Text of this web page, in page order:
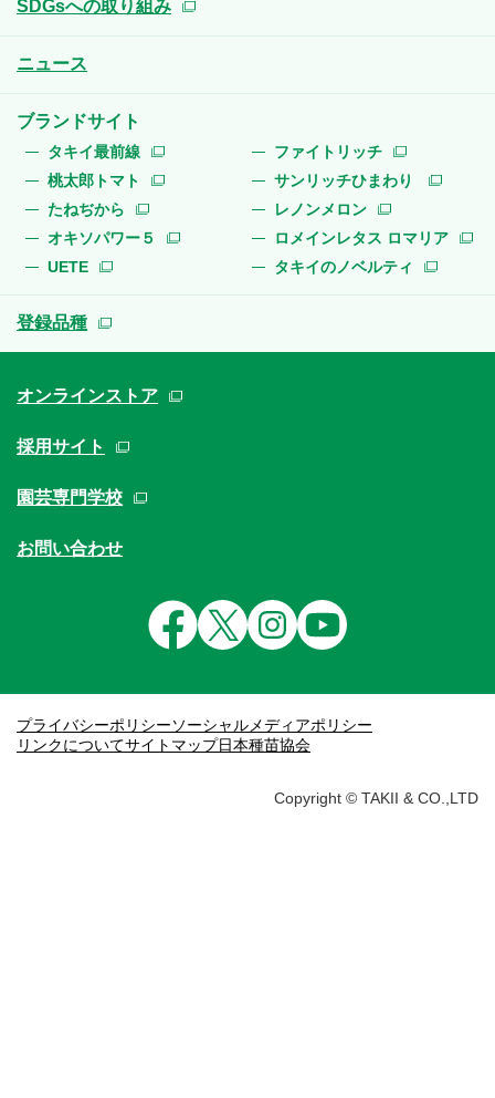
SDGsへの取り組み
ニュース
ブランドサイト
タキイ最前線
ファイトリッチ
桃太郎トマト
サンリッチひまわり
たねぢから
レノンメロン
オキソパワー５
ロメインレタス ロマリア
UETE
タキイのノベルティ
登録品種
オンラインストア
採用サイト
園芸専門学校
お問い合わせ
プライバシーポリシーソーシャルメディアポリシー
リンクについてサイトマップ日本種苗協会
Copyright © TAKII & CO.,LTD